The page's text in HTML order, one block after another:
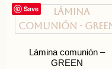
Save
Lámina comunión –
GREEN